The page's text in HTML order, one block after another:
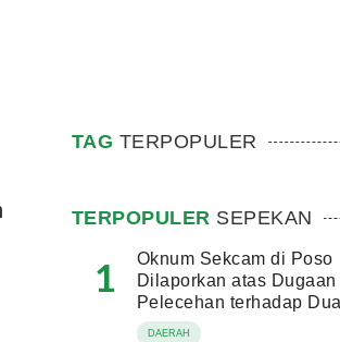
TAG TERPOPULER
TERPOPULER SEPEKAN
1
Oknum Sekcam di Poso
Dilaporkan atas Dugaan
Pelecehan terhadap
Bawah Umur
DAERAH